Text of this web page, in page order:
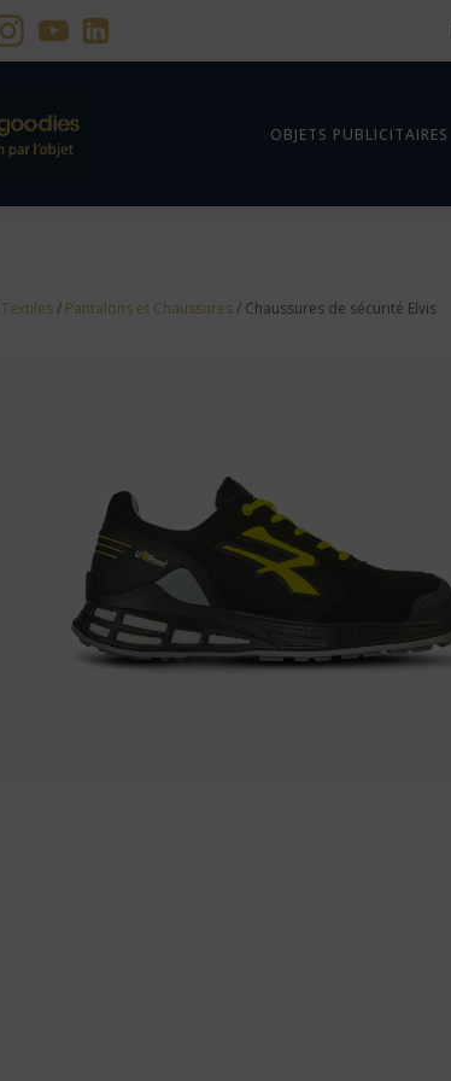
OBJETS PUBLICITAIRES
Textiles/ Pantalons et Chaussures/ Chaussures de sécurité Elvis